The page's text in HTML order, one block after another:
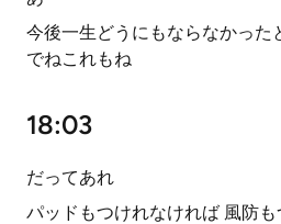
今後一生どうにもならなかった
でねこれもね
18:03
だってあれ
パッドもつけれなければ 風防